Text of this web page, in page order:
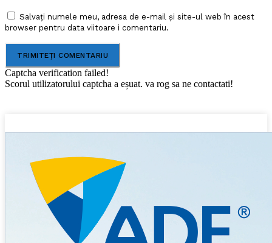
Salvați numele meu, adresa de e-mail și site-ul web în acest
browser pentru data viitoare i comentariu.
Captcha verification failed!
Scorul utilizatorului captcha a eșuat. va rog sa ne contactati!